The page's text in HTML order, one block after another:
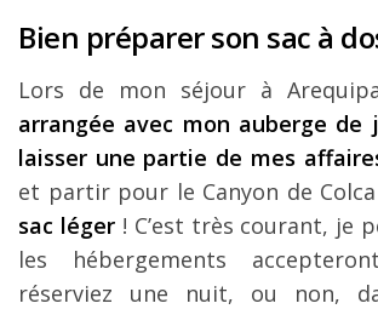
Bien préparer son sac à
Lors de mon séjour à
arrangée avec mon auberge de
laisser une partie de mes
et partir pour le Canyon de
sac léger! C’est très courant, je
les hébergements
réserviez une nuit, ou non,